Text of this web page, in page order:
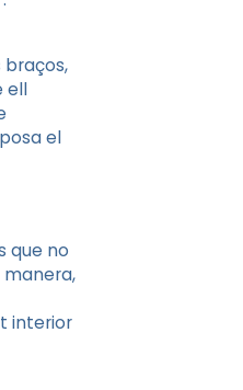
ell
el
que no
manera,
interior